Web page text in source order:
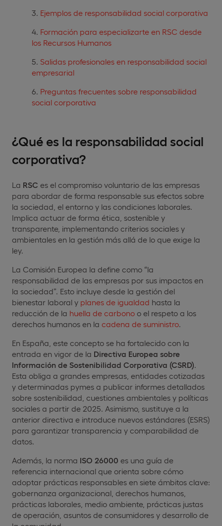
Ejemplos de responsabilidad social corporativa
Formación para especializarte en RSC desde
los Recursos Humanos
Salidas profesionales en responsabilidad social
empresarial
Preguntas frecuentes sobre responsabilidad
social corporativa
¿Qué es la responsabilidad social
corporativa?
La RSC es el compromiso voluntario de las empresas
para abordar de forma responsable sus efectos sobre
la sociedad, el entorno y las condiciones laborales.
Implica actuar de forma ética, sostenible y
transparente, implementando criterios sociales y
ambientales en la gestión más allá de lo que exige la
ley.
La Comisión Europea la define como “la
responsabilidad de las empresas por sus impactos en
la sociedad”. Esto incluye desde la gestión del
bienestar laboral y planes de igualdad hasta la
reducción de la huella de carbono o el respeto a los
derechos humanos en la cadena de suministro
En España, este concepto se ha fortalecido con la
entrada en vigor de la Directiva Europea sobre
Información de Sostenibilidad Corporativa (CSRD)
Esta obliga a grandes empresas, entidades cotizadas
y determinadas pymes a publicar informes detallados
sobre sostenibilidad, cuestiones ambientales y políticas
sociales a partir de 2025. Asimismo, sustituye a la
anterior directiva e introduce nuevos estándares (ESRS)
para garantizar transparencia y comparabilidad de
datos.
Además, la norma ISO 26000 es una guía de
referencia internacional que orienta sobre cómo
adoptar prácticas responsables en siete ámbitos clave:
gobernanza organizacional, derechos humanos,
prácticas laborales, medio ambiente, prácticas justas
de operación, asuntos de consumidores y desarrollo de